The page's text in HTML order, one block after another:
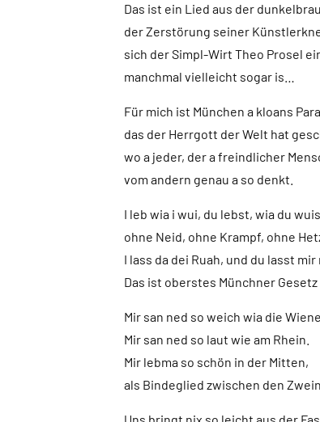
Das ist ein Lied aus der
der Zerstörung seiner
sich der Simpl-Wirt Theo Prosel
manchmal vielleicht sogar is…
Für mich ist München a kloans
das der Herrgott der Welt hat
wo a jeder, der a freindlicher
vom andern genau a so denkt.
I leb wia i wui, du lebst, wia du
ohne Neid, ohne Krampf, ohne
I lass da dei Ruah, und du lasst mir
Das ist oberstes Münchner Gesetz
Mir san ned so weich wia die
Mir san ned so laut wie am Rhein.
Mir lebma so schön in der Mitten,
als Bindeglied zwischen den Zwein.